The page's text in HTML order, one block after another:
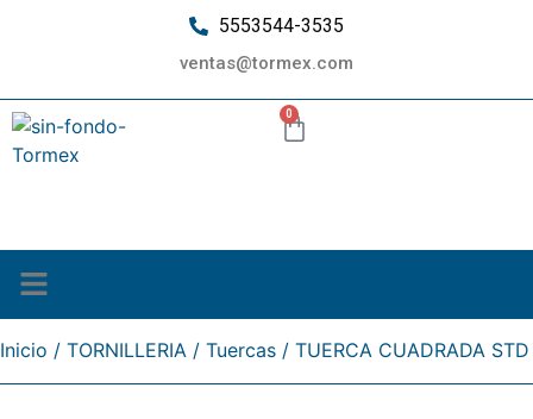
5553544-3535
ventas@tormex.com
0
Inicio / TORNILLERIA / Tuercas / TUERCA CUADRADA STD